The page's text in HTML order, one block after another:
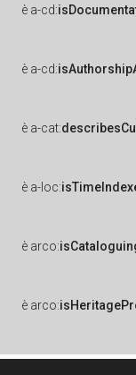
è a-cd:
è a-cd:
è a-cat:
è a-loc:
è arco:
è arco: